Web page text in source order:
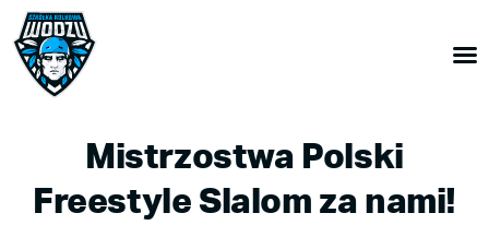
Mistrzostwa Polski
Freestyle Slalom za nami!